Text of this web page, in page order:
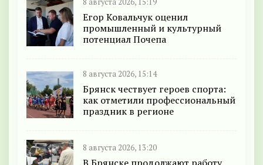
Егор Ковальчук оценил
промышленный и культурный
потенциал Почепа
8 августа 2026, 15:14
Брянск чествует героев спорта:
как отметили профессиональный
праздник в регионе
8 августа 2026, 13:20